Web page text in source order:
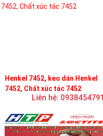
Henkel 7452, keo dán Henkel
7452, Chất xúc tác 7452
Liên hệ: 0938454791